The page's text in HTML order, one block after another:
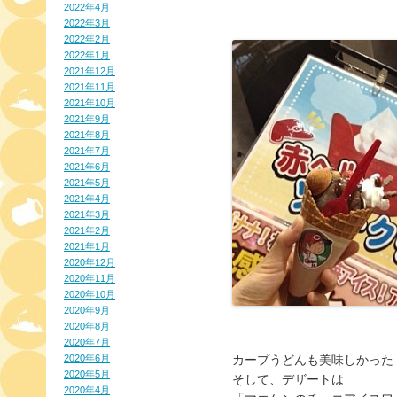
2022年4月
2022年3月
2022年2月
2022年1月
2021年12月
2021年11月
2021年10月
2021年9月
2021年8月
2021年7月
2021年6月
2021年5月
2021年4月
2021年3月
2021年2月
2021年1月
2020年12月
2020年11月
2020年10月
2020年9月
2020年8月
2020年7月
2020年6月
2020年5月
2020年4月
カープうどんも美味しかった
そして、デザートは